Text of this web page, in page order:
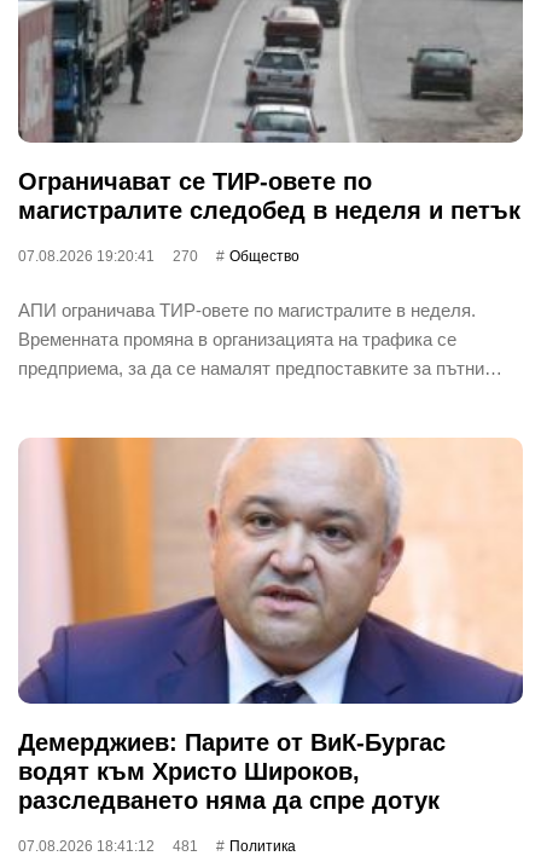
Ограничават се ТИР-овете по
магистралите следобед в неделя и петък
07.08.2026 19:20:41 270 Общество
АПИ ограничава ТИР-овете по магистралите в неделя.
Временната промяна в организацията на трафика се
предприема, за да се намалят предпоставките за пътни…
Демерджиев: Парите от ВиК-Бургас
водят към Христо Широков,
разследването няма да спре дотук
07.08.2026 18:41:12 481 Политика